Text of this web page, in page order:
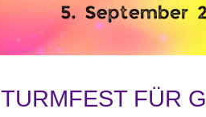
TURMFEST FÜR